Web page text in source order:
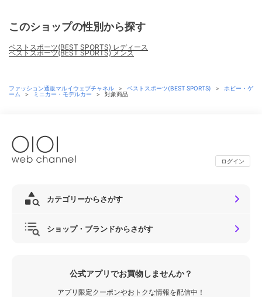
このショップの性別から探す
ベストスポーツ(BEST SPORTS) レディース
ベストスポーツ(BEST SPORTS) メンズ
ファッション通販マルイウェブチャネル ＞ ベストスポーツ(BEST SPORTS) ＞
ホビー・ゲ
ーム
＞ ミニカー・モデルカー ＞ 対象商品
ログイン
カテゴリーからさがす
ショップ・ブランドからさがす
公式アプリでお買物しませんか？
アプリ限定クーポンやおトクな情報を配信中！